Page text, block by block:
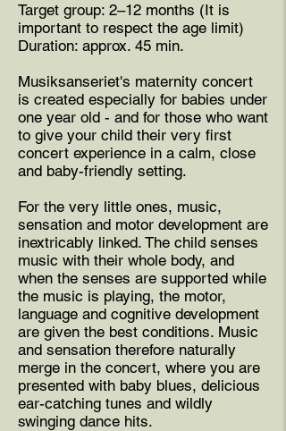
Target group: 2–12 months (It is
important to respect the age limit)
Duration: approx. 45 min.
Musiksanseriet's maternity concert
is created especially for babies under
one year old - and for those who want
to give your child their very first
concert experience in a calm, close
and baby-friendly setting.
For the very little ones, music,
sensation and motor development are
inextricably linked. The child senses
music with their whole body, and
when the senses are supported while
the music is playing, the motor,
language and cognitive development
are given the best conditions. Music
and sensation therefore naturally
merge in the concert, where you are
presented with baby blues, delicious
ear-catching tunes and wildly
swinging dance hits.